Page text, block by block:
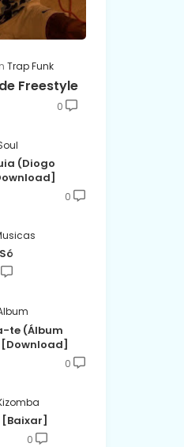
Trap Funk
Freestyle
0
(Diogo
0
te (Álbum
[Download]
0
[Baixar]
0